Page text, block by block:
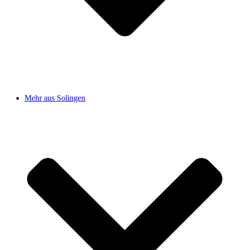
Mehr aus Solingen